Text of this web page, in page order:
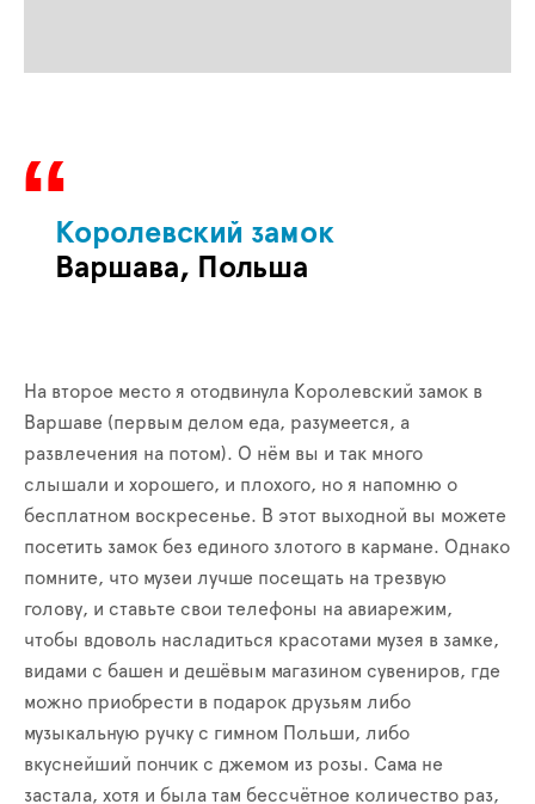
Королевский замок
Варшава, Польша
На второе место я отодвинула Королевский замок в
Варшаве (первым делом еда, разумеется, а
развлечения на потом). О нём вы и так много
слышали и хорошего, и плохого, но я напомню о
бесплатном воскресенье. В этот выходной вы можете
посетить замок без единого злотого в кармане. Однако
помните, что музеи лучше посещать на трезвую
голову, и ставьте свои телефоны на авиарежим,
чтобы вдоволь насладиться красотами музея в замке,
видами с башен и дешёвым магазином сувениров, где
можно приобрести в подарок друзьям либо
музыкальную ручку с гимном Польши, либо
вкуснейший пончик с джемом из розы. Сама не
застала, хотя и была там бессчётное количество раз,